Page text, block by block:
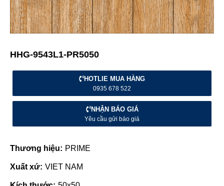
HHG-9543L1-PR5050
HOTLIE MUA HÀNG
0935 678 522
NHẬN BÁO GIÁ
Yêu cầu gửi báo giá
Thương hiệu: PRIME
Xuất xứ: VIET NAM